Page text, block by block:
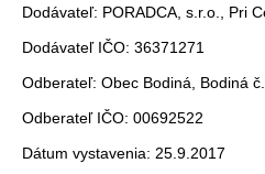
Dodávateľ: PORADCA, s.r.o., Pri
Dodávateľ IČO: 36371271
Odberateľ: Obec Bodiná, Bodiná
Odberateľ IČO: 00692522
Dátum vystavenia: 25.9.2017